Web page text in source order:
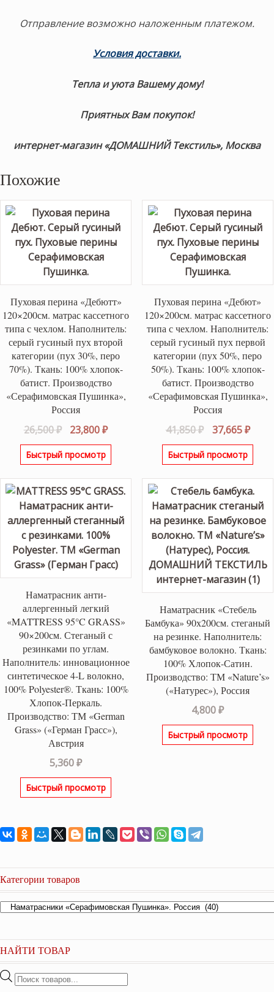
Отправление возможно наложенным платежом.
Условия доставки.
Тепла и уюта Вашему дому!
Приятных Вам покупок!
интернет-магазин «ДОМАШНИЙ Текстиль», Москва
Похожие
Пуховая перина «Дебютт»
120×200см. матрас кассетного
типа с чехлом. Наполнитель:
серый гусиный пух второй
категории (пух 30%, перо
70%). Ткань: 100% хлопок-
батист. Производство
«Серафимовская Пушинка»,
Россия
26,500₽
Первоначальная
цена
составляла
23,800₽Текущая
цена:
Быстрый просмотр
Пуховая перина «Дебют»
120×200см. матрас кассетного
типа с чехлом. Наполнитель:
серый гусиный пух первой
категории (пух 50%, перо
50%). Ткань: 100% хлопок-
батист. Производство
«Серафимовская Пушинка»,
Россия
41,850₽
цена
составляла
37,665₽
Быстрый просмотр
Наматрасник анти-
аллергенный легкий
«MATTRESS 95°C GRASS»
90×200см. Стеганый с
резинками по углам.
Наполнитель: инновационное
синтетическое 4-L волокно,
100% Polyester®. Ткань: 100%
Хлопок-Перкаль.
Производство: ТМ «German
Grass» («Герман Грасс»),
Австрия
5,360₽
Быстрый просмотр
Наматрасник «Стебель
Бамбука» 90х200см. стеганый
на резинке. Наполнитель:
бамбуковое волокно. Ткань:
100% Хлопок-Сатин.
Производство: ТМ «Nature’s»
(«Натурес»), Россия
4,800₽
Быстрый просмотр
Категории товаров
НАЙТИ ТОВАР
Поиск